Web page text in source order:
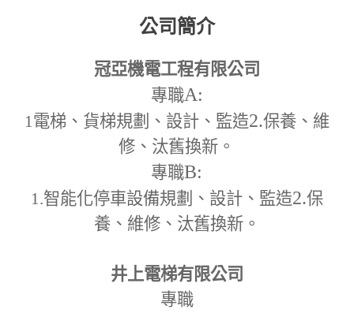
公司簡介
冠亞機電工程有限公司
專職A:
1電梯、貨梯規劃、設計、監造2.保養、維
修、汰舊換新。
專職B:
1.智能化停車設備規劃、設計、監造2.保
養、維修、汰舊換新。
井上電梯有限公司
專職